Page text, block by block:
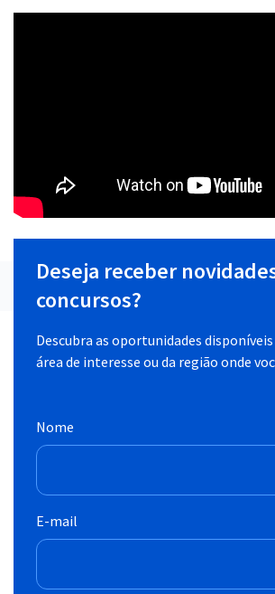
Deseja receber
concursos?
Descubra as oportunidades
área de interesse ou da região onde
Nome
E-mail